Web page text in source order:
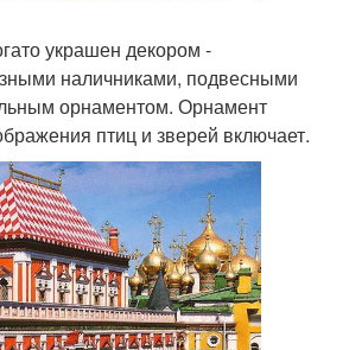
украшен декором -
наличниками, подвесными
орнаментом. Орнамент
птиц и зверей включает.